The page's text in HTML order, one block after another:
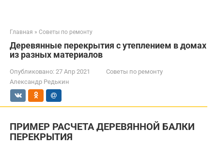
Главная » Советы по ремонту
Деревянные перекрытия с утеплением в домах
из разных материалов
Опубликовано: 27 Апр 2021
Советы по ремонту
Александр Редькин
ПРИМЕР РАСЧЕТА ДЕРЕВЯННОЙ БАЛКИ
ПЕРЕКРЫТИЯ